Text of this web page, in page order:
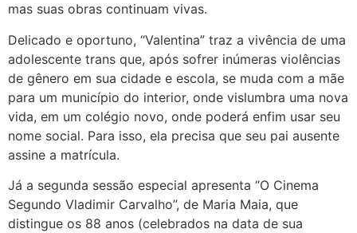
mas suas obras continuam vivas.
Delicado e oportuno, “Valentina” traz a vivência de uma
adolescente trans que, após sofrer inúmeras violências
de gênero em sua cidade e escola, se muda com a mãe
para um município do interior, onde vislumbra uma nova
vida, em um colégio novo, onde poderá enfim usar seu
nome social. Para isso, ela precisa que seu pai ausente
assine a matrícula.
Já a segunda sessão especial apresenta “O Cinema
Segundo Vladimir Carvalho”, de Maria Maia, que
distingue os 88 anos (celebrados na data de sua